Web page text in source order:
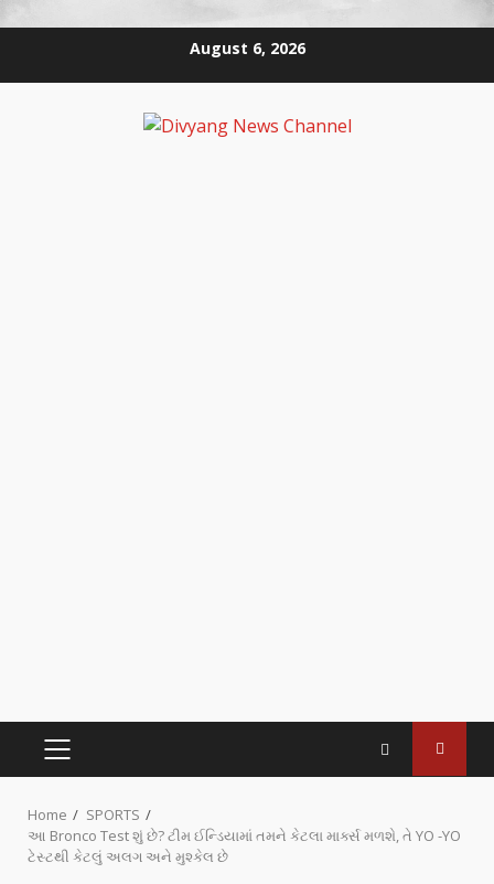
August 6, 2026
Home
SPORTS
આ Bronco Test શું છે? ટીમ ઈન્ડિયામાં તમને કેટલા માર્ક્સ મળશે, તે YO -YO
ટેસ્ટથી કેટલું અલગ અને મુશ્કેલ છે